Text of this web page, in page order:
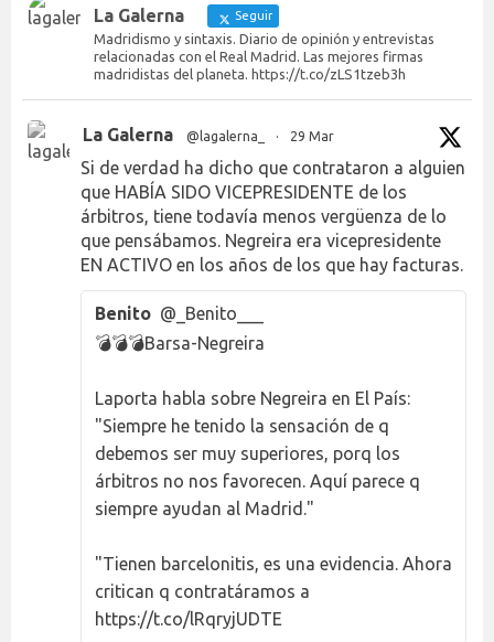
La Galerna Seguir
Madridismo y sintaxis. Diario de opinión y entrevistas
relacionadas con el Real Madrid. Las mejores firmas
madridistas del planeta. https://t.co/zLS1tzeb3h
La Galerna @lagalerna_ · 29 Mar
Si de verdad ha dicho que contrataron a alguien
que HABÍA SIDO VICEPRESIDENTE de los
árbitros, tiene todavía menos vergüenza de lo
que pensábamos. Negreira era vicepresidente
EN ACTIVO en los años de los que hay facturas.
Benito @_Benito___
💣💣💣Barsa-Negreira
Laporta habla sobre Negreira en El País:
"Siempre he tenido la sensación de q
debemos ser muy superiores, porq los
árbitros no nos favorecen. Aquí parece q
siempre ayudan al Madrid."
"Tienen barcelonitis, es una evidencia. Ahora
critican q contratáramos a
https://t.co/lRqryjUDTE